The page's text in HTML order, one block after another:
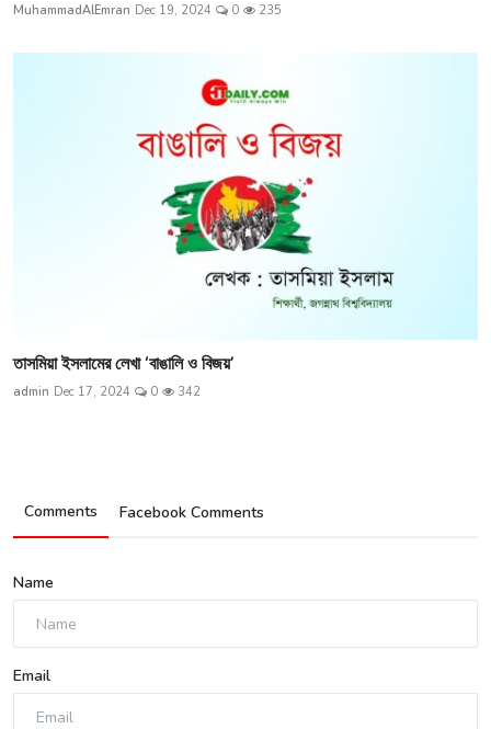
MuhammadAlEmran Dec 19, 2024 0 235
তাসমিয়া ইসলামের লেখা ‘বাঙালি ও বিজয়’
admin Dec 17, 2024 0 342
Comments Facebook Comments
Name
Email